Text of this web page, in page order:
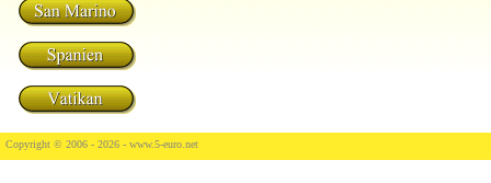
Copyright © 2006 - 2026 - www.5-euro.net